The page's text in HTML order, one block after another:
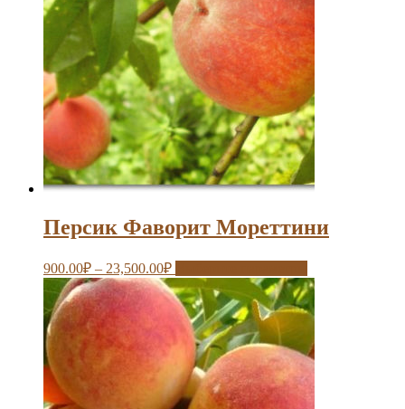
Персик Фаворит Мореттини
900.00₽ – 23,500.00₽